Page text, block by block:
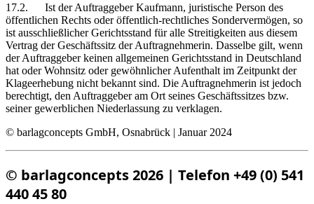
17.2. Ist der Auftraggeber Kaufmann, juristische Person des
öffentlichen Rechts oder öffentlich-rechtliches Sondervermögen, so
ist ausschließlicher Gerichtsstand für alle Streitigkeiten aus diesem
Vertrag der Geschäftssitz der Auftragnehmerin. Dasselbe gilt, wenn
der Auftraggeber keinen allgemeinen Gerichtsstand in Deutschland
hat oder Wohnsitz oder gewöhnlicher Aufenthalt im Zeitpunkt der
Klageerhebung nicht bekannt sind. Die Auftragnehmerin ist jedoch
berechtigt, den Auftraggeber am Ort seines Geschäftssitzes bzw.
seiner gewerblichen Niederlassung zu verklagen.
© barlagconcepts GmbH, Osnabrück | Januar 2024
© barlagconcepts 2026 | Telefon +49 (0) 541
440 45 80